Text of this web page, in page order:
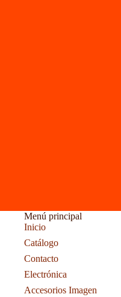
Menú principal
Inicio
Catálogo
Contacto
Electrónica
Accesorios Imagen